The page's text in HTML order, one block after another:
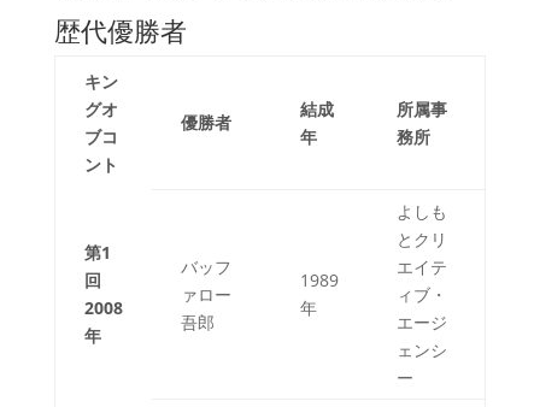
歴代優勝者
キン
グオ
ブコ
ント
優勝者
結成
年
所属事
務所
第1
回
2008
年
バッフ
ァロー
吾郎
1989
年
よしも
とクリ
エイテ
ィブ・
エージ
ェンシ
ー